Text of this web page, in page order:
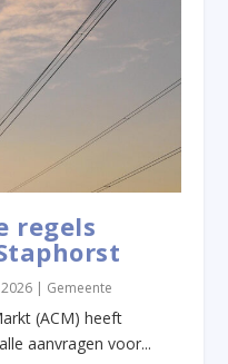
regels
| Gemeente
(ACM) heeft
aanvragen voor...